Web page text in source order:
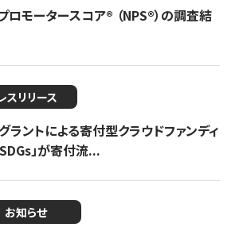
ロモータースコア®︎ （NPS®︎）の調査結
スリリース
ラントによる寄付型クラウドファンディ
」が寄付流...
お知らせ